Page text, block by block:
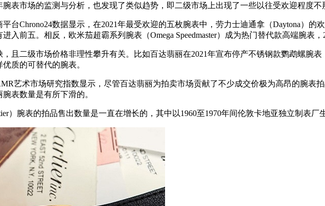
市场的监测与分析，也发现了类似趋势，即二级市场上出现了一些以往受欢迎程度不
Chrono24数据显示，在2021年最受欢迎的五枚腕表中，劳力士迪通拿（Daytona）的
入前五。相反，欧米茄超霸系列腕表（Omega Speedmaster）成为热门替代款高端腕表，
二级市场价格非理性攀升有关。比如百达翡丽在2021年宣布停产不锈钢款鹦鹉螺腕
质的可替代的腕表。
术市场研究指数显示，尽管百达翡丽为拍卖市场贡献了不少成交价极为高昂的腕表拍
表数量是有所下滑的。
腕表的拍品售出数量是一直在增长的，其中以1960至1970年间伦敦卡地亚独立制表厂